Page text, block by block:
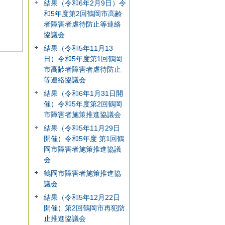
結果（令和6年2月9日）令
和5年度第2回鶴岡市高齢
者障害者虐待防止等連絡
協議会
結果（令和5年11月13
日）令和5年度第1回鶴岡
市高齢者障害者虐待防止
等連絡協議会
結果（令和6年1月31日開
催）令和5年度第2回鶴岡
市障害者施策推進協議会
結果（令和5年11月29日
開催）令和5年度 第1回鶴
岡市障害者施策推進協議
会
鶴岡市障害者施策推進協
議会
結果（令和5年12月22日
開催）第2回鶴岡市再犯防
止推進協議会